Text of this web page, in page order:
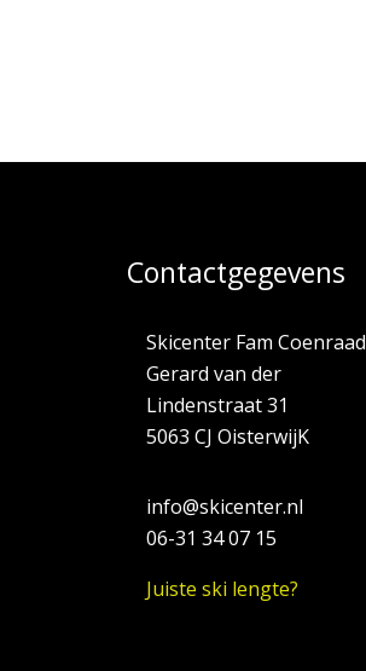
Contactgegevens
Skicenter Fam Coenraad
Gerard van der
Lindenstraat 31
5063 CJ OisterwijK
info@skicenter.nl
06-31 34 07 15
Juiste ski lengte?